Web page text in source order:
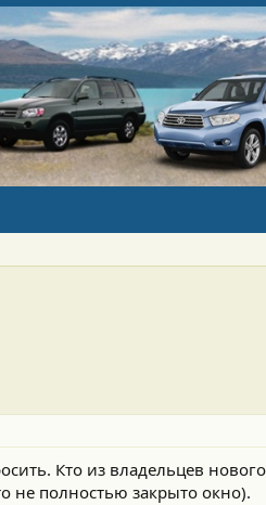
Кто из владельцев
не полностью закрыто окно).